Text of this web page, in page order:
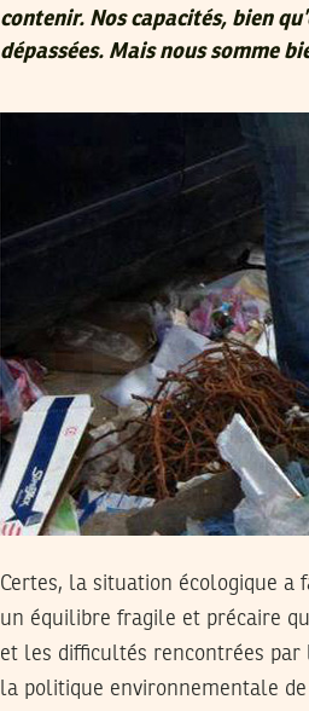
contenir. Nos capacités, bien
dépassées. Mais nous somme
Certes, la situation écologique a
un équilibre fragile et précaire
et les difficultés rencontrées par
la politique environnementale